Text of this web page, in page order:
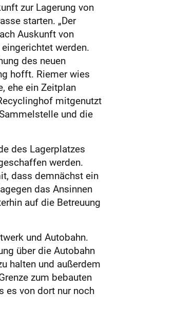
zur Lagerung von
starten. „Der
Auskunft von
werden.
des neuen
hofft. Riemer wies
ehe ein Zeitplan
mitgenutzt
und die
des Lagerplatzes
werden.
dass demnächst ein
das Ansinnen
auf die Betreuung
und Autobahn.
über die Autobahn
halten und außerdem
zum bebauten
es von dort nur noch